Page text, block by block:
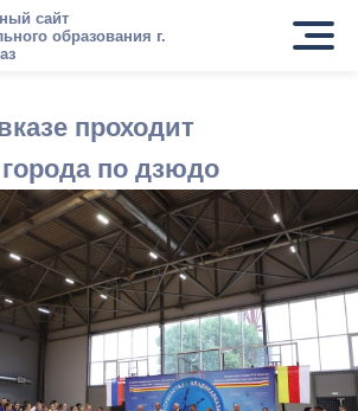
сайт
образования г.
проходит
по дзюдо